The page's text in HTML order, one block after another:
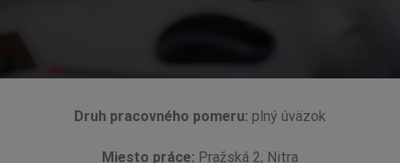
Druh pracovného pomeru: plný úväzok
Miesto práce: Pražská 2, Nitra